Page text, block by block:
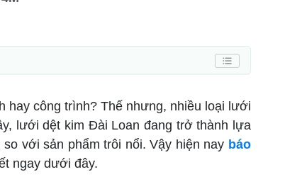
hay công trình? Thế nhưng, nhiều loại lưới
lưới dệt kim Đài Loan đang trở thành lựa
với sản phẩm trôi nổi. Vậy hiện nay báo
ngay dưới đây.